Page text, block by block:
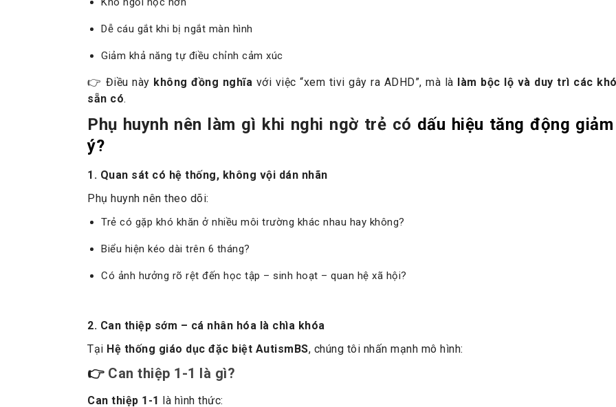
Dễ cáu gắt khi bị ngắt màn hình
Giảm khả năng tự điều chỉnh cảm xúc
👉 Điều này không đồng nghĩa với việc “xem tivi gây ra ADHD”, mà là làm bộc lộ và duy trì các
sẵn có.
Phụ huynh nên làm gì khi nghi ngờ trẻ có dấu hiệu tăng động
ý?
1. Quan sát có hệ thống, không vội dán nhãn
Phụ huynh nên theo dõi:
Trẻ có gặp khó khăn ở nhiều môi trường khác nhau hay không?
Biểu hiện kéo dài trên 6 tháng?
Có ảnh hưởng rõ rệt đến học tập – sinh hoạt – quan hệ xã hội?
2. Can thiệp sớm – cá nhân hóa là chìa khóa
Tại Hệ thống giáo dục đặc biệt AutismBS, chúng tôi nhấn mạnh mô hình:
👉 Can thiệp 1-1 là gì?
Can thiệp 1-1 là hình thức: